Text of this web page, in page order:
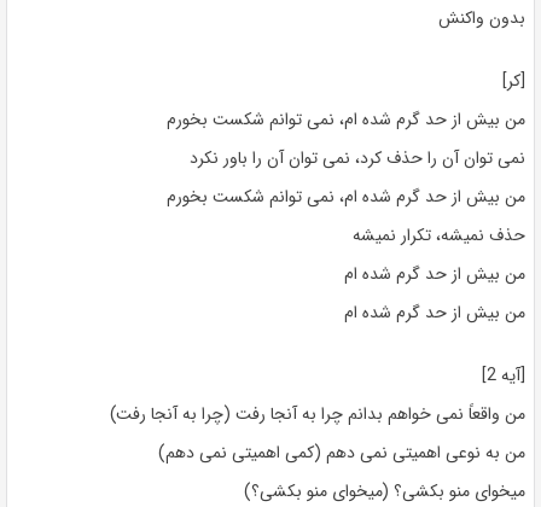
بدون واکنش
[کر]
من بیش از حد گرم شده ام، نمی توانم شکست بخورم
نمی توان آن را حذف کرد، نمی توان آن را باور نکرد
من بیش از حد گرم شده ام، نمی توانم شکست بخورم
حذف نمیشه، تکرار نمیشه
من بیش از حد گرم شده ام
من بیش از حد گرم شده ام
[آیه 2]
من واقعاً نمی خواهم بدانم چرا به آنجا رفت (چرا به آنجا رفت)
من به نوعی اهمیتی نمی دهم (کمی اهمیتی نمی دهم)
میخوای منو بکشی؟ (میخوای منو بکشی؟)